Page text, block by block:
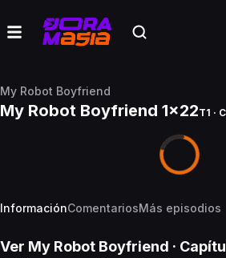
My Robot Boyfriend
My Robot Boyfriend 1x22T1 ·
InformaciónComentariosMás episodios
Ver My Robot Boyfriend ·